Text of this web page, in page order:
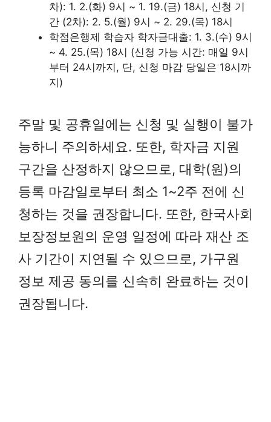
차): 1. 2.(화) 9시 ~ 1. 19.(금) 18시, 신청 기
간 (2차): 2. 5.(월) 9시 ~ 2. 29.(목) 18시
학점은행제 학습자 학자금대출: 1. 3.(수) 9시
~ 4. 25.(목) 18시 (신청 가능 시간: 매일 9시
부터 24시까지, 단, 신청 마감 당일은 18시까
지)
주말 및 공휴일에는 신청 및 실행이 불가
능하니 주의하세요. 또한, 학자금 지원
구간을 산정하지 않으므로, 대학(원)의
등록 마감일로부터 최소 1~2주 전에 신
청하는 것을 권장합니다. 또한, 한국사회
보장정보원의 운영 일정에 따라 재산 조
사 기간이 지연될 수 있으므로, 가구원
정보 제공 동의를 신속히 완료하는 것이
권장됩니다.